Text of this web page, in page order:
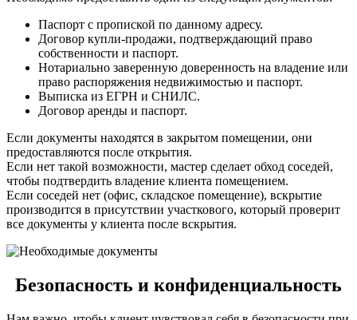
Паспорт с пропиской по данному адресу.
Договор купли-продажи, подтверждающий право
собственности и паспорт.
Нотариально заверенную доверенность на владение или
право распоряжения недвижимостью и паспорт.
Выписка из ЕГРН и СНИЛС.
Договор аренды и паспорт.
Если документы находятся в закрытом помещении, они
предоставляются после открытия.
Если нет такой возможности, мастер сделает обход соседей,
чтобы подтвердить владение клиента помещением.
Если соседей нет (офис, складское помещение), вскрытие
производится в присутствии участкового, который проверит
все документы у клиента после вскрытия.
Безопасность и конфиденциальность